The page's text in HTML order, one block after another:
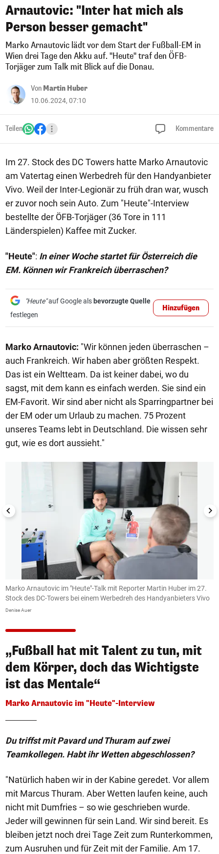
Arnautovic: "Inter hat mich als
Person besser gemacht"
Marko Arnautovic lädt vor dem Start der Fußball-EM in
Wien drei Tage den Akku auf. "Heute" traf den ÖFB-
Torjäger zum Talk mit Blick auf die Donau.
Von Martin Huber
10.06.2024, 07:10
Teilen Kommentare
Im 27. Stock des DC Towers hatte Marko Arnautovic
am Vatertag einen Werbedreh für den Handyanbieter
Vivo. Weil der Inter-Legionär zu früh dran war, wusch
er zuvor noch sein Auto. Zum "Heute"-Interview
bestellte der ÖFB-Torjäger (36 Tore in 111
Länderspielen) Kaffee mit Zucker.
"Heute": In einer Woche startet für Österreich die
EM. Können wir Frankreich überraschen?
"Heute"auf Google als bevorzugte Quelle
festlegen
Hinzufügen
Marko Arnautovic: "Wir können jeden überraschen –
auch Frankreich. Wir haben aber größten Respekt.
Das ist ein Weltteam. Da ist keiner dabei, wo du
sagst, mit dem kann es einfach werden. Sie sind ein
EM-Favorit. Wir sind aber nicht als Sparringpartner bei
der EM oder um Urlaub zu machen. 75 Prozent
unseres Teams lebt in Deutschland. Die wissen sehr
gut, wie es dort aussieht."
1/6
Marko Arnautovic im "Heute"-Talk mit Reporter Martin Huber im 27.
Stock des DC-Towers bei einem Werbedreh des Handyanbieters Vivo
Denise Auer
„Fußball hat mit Talent zu tun, mit
dem Körper, doch das Wichtigste
ist das Mentale“
Marko Arnautovic im "Heute"-Interview
Du triffst mit Pavard und Thuram auf zwei
Teamkollegen. Habt ihr Wetten abgeschlossen?
"Natürlich haben wir in der Kabine geredet. Vor allem
mit Marcus Thuram. Aber Wetten laufen keine, auch
nicht mit Dumfries – so wie geschrieben wurde.
Jeder will gewinnen für sein Land. Wir sind bereit. Es
bleiben jetzt noch drei Tage Zeit zum Runterkommen,
zum Ausruhen und für Zeit mit der Familie. Am 17.